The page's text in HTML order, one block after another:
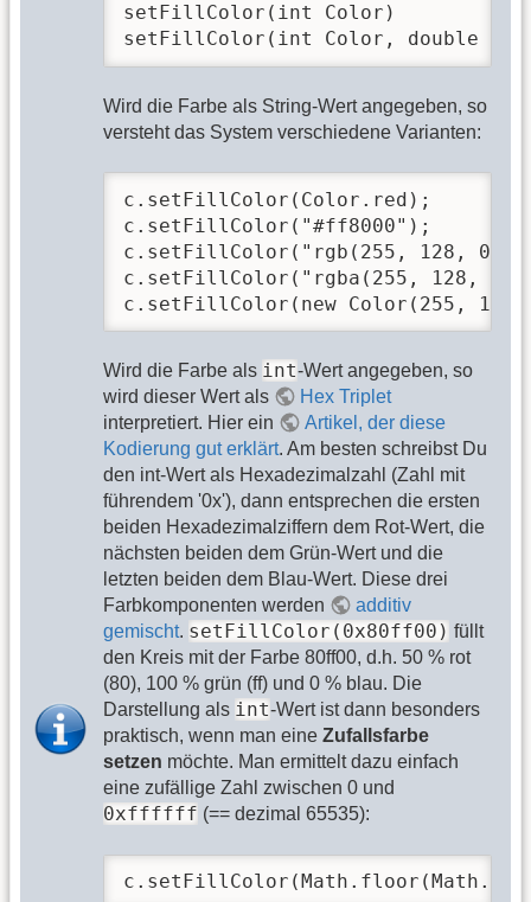
setFillColor(int Color)
setFillColor(int Color, double
Wird die Farbe als String-Wert angegeben, so
versteht das System verschiedene Varianten:
c.setFillColor(Color.red);
c.setFillColor("#ff8000");
c.setFillColor("rgb(255, 128, 0)");
c.setFillColor("rgba(255, 128, 0,
c.setFillColor(new Color(255,
Wird die Farbe als int-Wert angegeben, so
wird dieser Wert als
Hex Triplet
interpretiert. Hier ein
Artikel, der diese
Kodierung gut erklärt. Am besten schreibst Du
den int-Wert als Hexadezimalzahl (Zahl mit
führendem '0x'), dann entsprechen die ersten
beiden Hexadezimalziffern dem Rot-Wert, die
nächsten beiden dem Grün-Wert und die
letzten beiden dem Blau-Wert. Diese drei
Farbkomponenten werden
additiv
gemischt. setFillColor(0x80ff00) füllt
den Kreis mit der Farbe 80ff00, d.h. 50 % rot
(80), 100 % grün (ff) und 0 % blau. Die
Darstellung als int-Wert ist dann besonders
praktisch, wenn man eine Zufallsfarbe
setzen möchte. Man ermittelt dazu einfach
eine zufällige Zahl zwischen 0 und
0xffffff (== dezimal 65535):